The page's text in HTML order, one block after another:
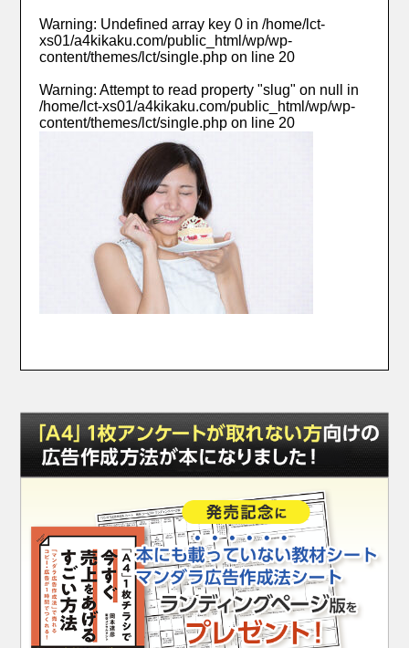
Warning: Undefined array key 0 in/home/lct-
xs01/a4kikaku.com/public_html/wp/wp-
content/themes/lct/single.php on line 20
Warning: Attempt to read property "slug" on null in
/home/lct-xs01/a4kikaku.com/public_html/wp/wp-
content/themes/lct/single.php on line 20